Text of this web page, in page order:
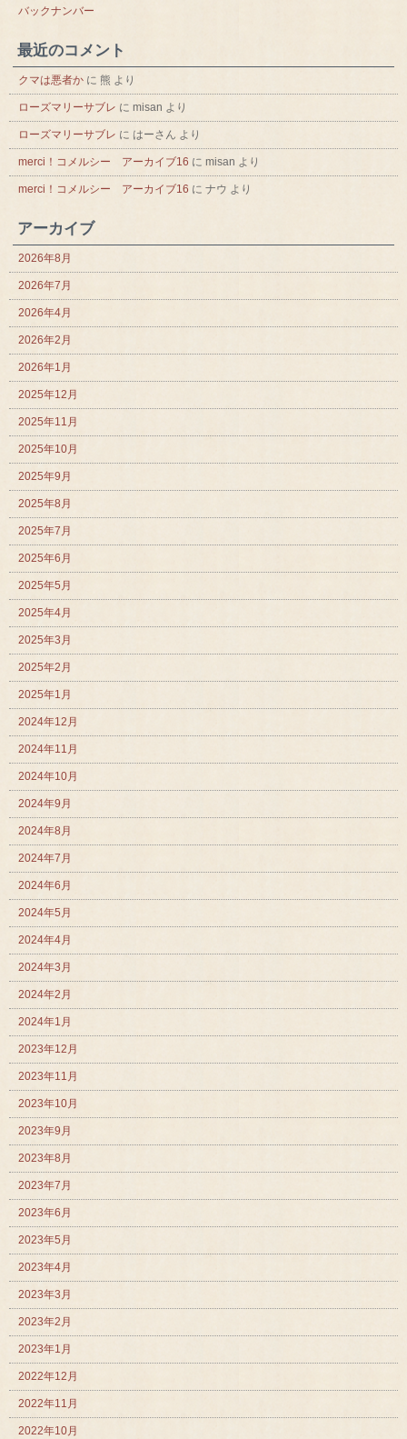
バックナンバー
最近のコメント
クマは悪者か に 熊 より
ローズマリーサブレ に misan より
ローズマリーサブレ に はーさん より
merci！コメルシー アーカイブ16 に misan より
merci！コメルシー アーカイブ16 に ナウ より
アーカイブ
2026年8月
2026年7月
2026年4月
2026年2月
2026年1月
2025年12月
2025年11月
2025年10月
2025年9月
2025年8月
2025年7月
2025年6月
2025年5月
2025年4月
2025年3月
2025年2月
2025年1月
2024年12月
2024年11月
2024年10月
2024年9月
2024年8月
2024年7月
2024年6月
2024年5月
2024年4月
2024年3月
2024年2月
2024年1月
2023年12月
2023年11月
2023年10月
2023年9月
2023年8月
2023年7月
2023年6月
2023年5月
2023年4月
2023年3月
2023年2月
2023年1月
2022年12月
2022年11月
2022年10月